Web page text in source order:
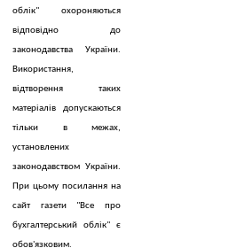
облік" охороняються
відповідно до
законодавства України.
Використання,
відтворення таких
матеріалів допускаються
тільки в межах,
установлених
законодавством України.
При цьому посилання на
сайт газети "Все про
бухгалтерський облік" є
обов'язковим.